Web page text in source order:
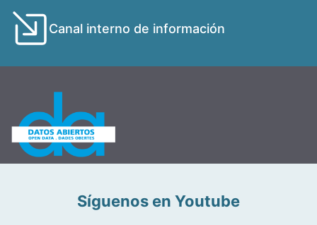
Canal interno de información
Síguenos en Youtube